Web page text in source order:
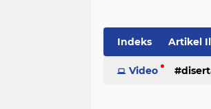
Indeks Artikel
Tips Trik
Video